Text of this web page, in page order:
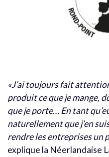
«J’ai toujours fait
produit ce que je mange,
que je porte… En tant
naturellement que j’en
rendre les entreprises un
explique la Néerlandaise